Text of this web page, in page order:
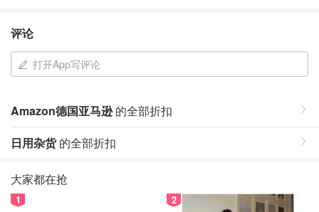
评论
打开App写评论
Amazon德国亚马逊的全部折扣
日用杂货的全部折扣
大家都在抢
1 2